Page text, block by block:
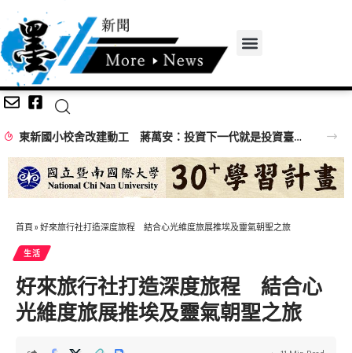
東新國小校舍改建動工 蔣萬安：投資下一代就是投資臺北未來
首頁 » 好來旅行社打造深度旅程 結合心光維度旅展推埃及靈氣朝聖之旅
生活
好來旅行社打造深度旅程 結合心
光維度旅展推埃及靈氣朝聖之旅